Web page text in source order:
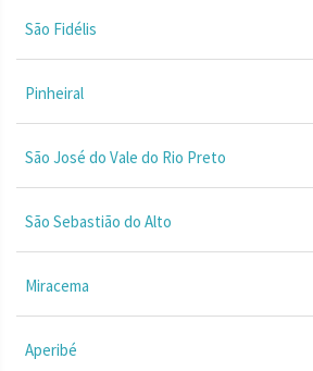
São Fidélis
Pinheiral
São José do Vale do Rio Preto
São Sebastião do Alto
Miracema
Aperibé